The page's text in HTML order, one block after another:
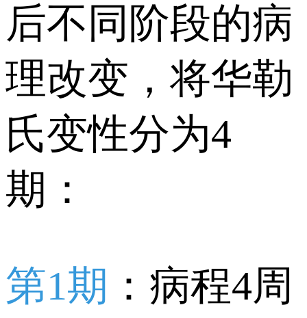
后不同阶段的病
理改变，将华勒
氏变性分为4
期：
第1期 ：病程4周